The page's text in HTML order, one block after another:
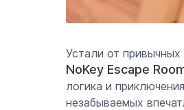
Устали от
NoKey Escape
логика и
незабываемых